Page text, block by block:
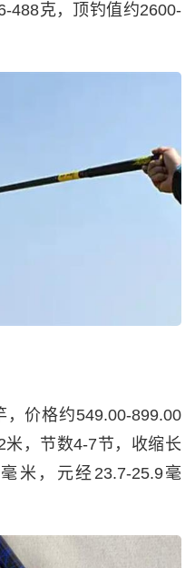
488克，顶钓值约2600-
价格约549.00-899.00
，节数4-7节，收缩长
米，元经23.7-25.9毫